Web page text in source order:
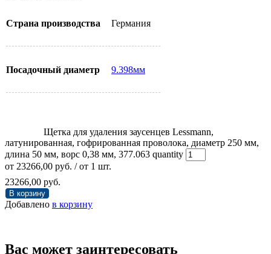
Страна производства Германия
Посадочный диаметр 9.398мм
Щетка для удаления заусенцев Lessmann,
латунированная, гофрированная проволока, диаметр 250 мм,
длина 50 мм, ворс 0,38 мм, 377.063 quantity
от 23266,00 руб. / от 1 шт.
23266,00 руб.
В корзину
Добавлено в корзину
Вас может заинтересовать